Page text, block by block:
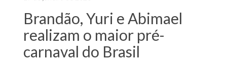
Brandão, Yuri e Abimael
realizam o maior pré-
carnaval do Brasil